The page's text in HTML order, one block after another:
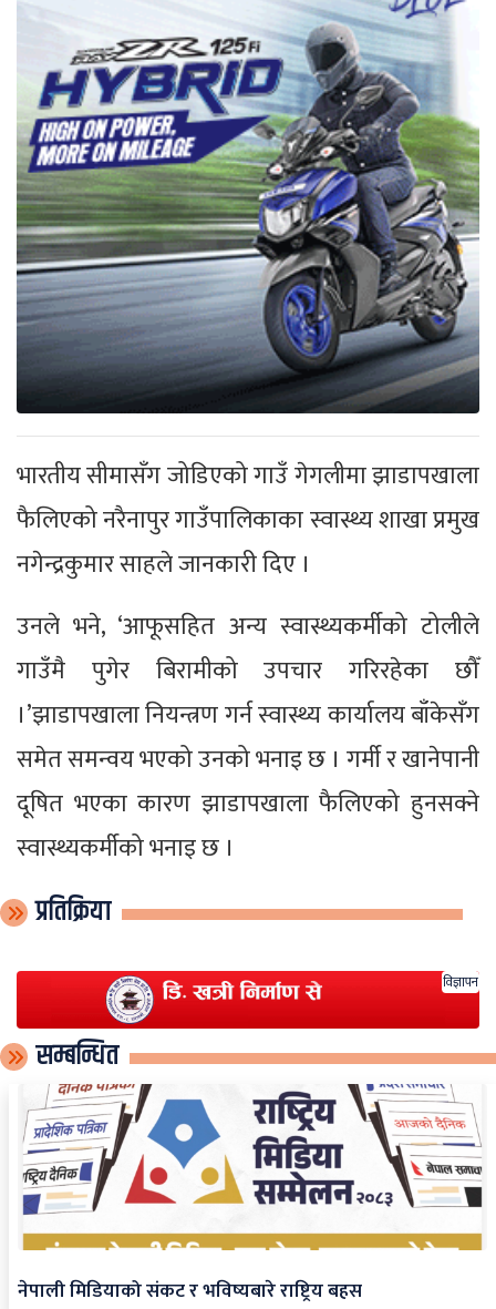
भारतीय सीमासँग जोडिएको गाउँ गेगलीमा झाडापखाला
फैलिएको नरैनापुर गाउँपालिकाका स्वास्थ्य शाखा प्रमुख
नगेन्द्रकुमार साहले जानकारी दिए ।
उनले भने, ‘आफूसहित अन्य स्वास्थ्यकर्मीको टोलीले
गाउँमै पुगेर बिरामीको उपचार गरिरहेका छौँ
।’झाडापखाला नियन्त्रण गर्न स्वास्थ्य कार्यालय बाँकेसँग
समेत समन्वय भएको उनको भनाइ छ । गर्मी र खानेपानी
दूषित भएका कारण झाडापखाला फैलिएको हुनसक्ने
स्वास्थ्यकर्मीको भनाइ छ ।
प्रतिक्रिया
विज्ञापन
सम्बन्धित
नेपाली मिडियाको संकट र भविष्यबारे राष्ट्रिय बहस